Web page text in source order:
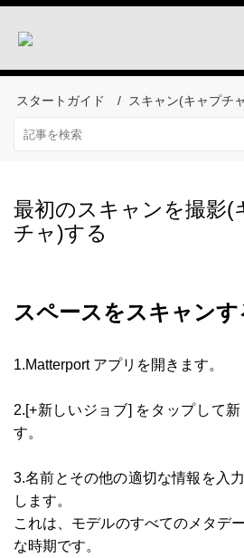
スタートガイド スキャン(キャプチ
最初のスキャンを撮影(
チャ)する
スペースをスキャンす
1.Matterport アプリを開きます。
2.[+新しいジョブ] をタップして
す。
3.名前とその他の適切な情報を入
します。
これは、モデルのすべてのメタデ
な時期です。